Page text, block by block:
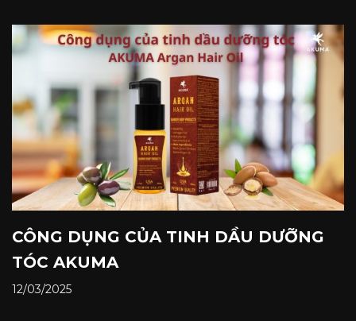
CÔNG DỤNG CỦA TINH DẦU DƯỠNG
TÓC AKUMA
12/03/2025